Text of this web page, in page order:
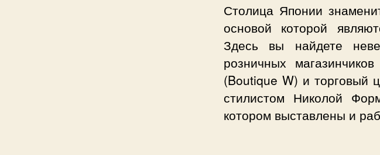
Столица Японии
основой которой
Здесь вы найдете
розничных
(Boutique W) и торговый
стилистом Николой
котором выставлены и